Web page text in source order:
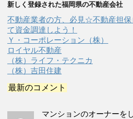
新しく登録された福岡県の不動産会社
不動産業者の方、必見☆不動産担保
て資金調達しよう！
Ｙ・コーポレーション（株）
ロイヤル不動産
（株）ライフ・テクニカ
（株）吉田住建
最新のコメント
マンションのオーナーを